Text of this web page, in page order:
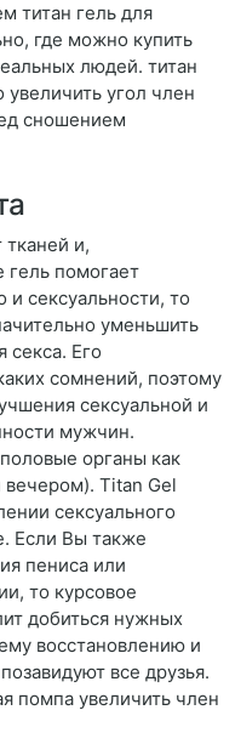
титан гель для
где можно купить
людей. титан
угол член
сношением
тканей и,
гель помогает
и сексуальности, то
уменьшить
секса. Его
сомнений, поэтому
сексуальной и
мужчин.
органы как
Titan Gel
сексуального
Если Вы также
пениса или
то курсовое
добиться нужных
восстановлению и
все друзья.
помпа увеличить член